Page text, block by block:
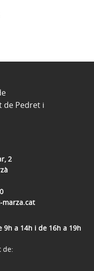
2
9h a 14h i de 16h a 19h
de Pedret i
de: